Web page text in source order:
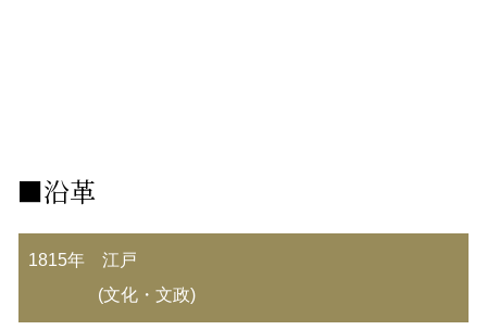
■沿革
1815年 江戸
(文化・文政)